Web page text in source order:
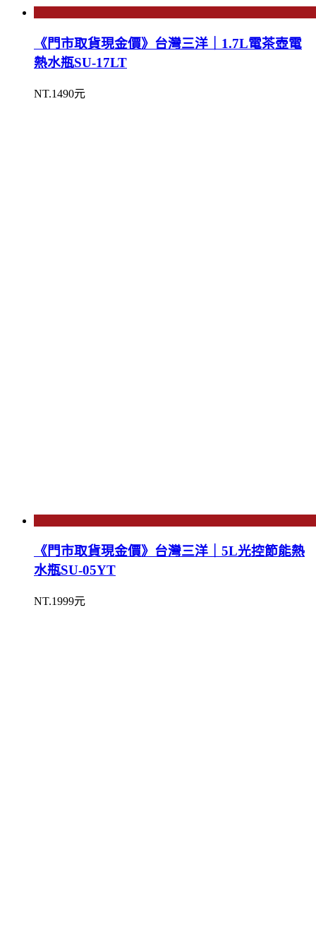
《門市取貨現金價》台灣三洋｜1.7L電茶壺電
熱水瓶SU-17LT
NT.1490元
《門市取貨現金價》台灣三洋｜5L光控節能熱
水瓶SU-05YT
NT.1999元